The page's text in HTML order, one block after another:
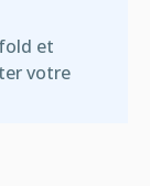
et
votre